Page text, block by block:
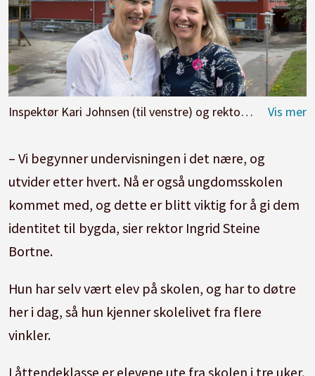
Inspektør Kari Johnsen (til venstre) og rektor Ingrid Steine Bortne ser bare fordeler ved å være en del av «levande skule». Foto: Kari Kløvstad
– Vi begynner undervisningen i det nære, og
utvider etter hvert. Nå er også ungdomsskolen
kommet med, og dette er blitt viktig for å gi dem
identitet til bygda, sier rektor Ingrid Steine
Bortne.
Hun har selv vært elev på skolen, og har to døtre
her i dag, så hun kjenner skolelivet fra flere
vinkler.
I åttendeklasse er elevene ute fra skolen i tre uker.